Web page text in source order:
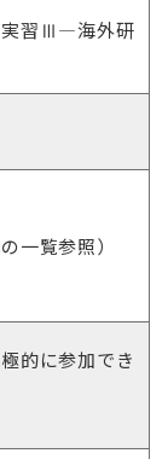
実習Ⅲ―海外研
一覧参照）
的に参加でき